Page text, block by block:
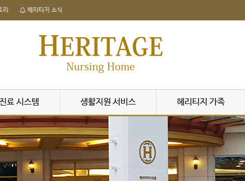
리 헤리티지 소식
료 시스템 생활지원 서비스 헤리티지 가족